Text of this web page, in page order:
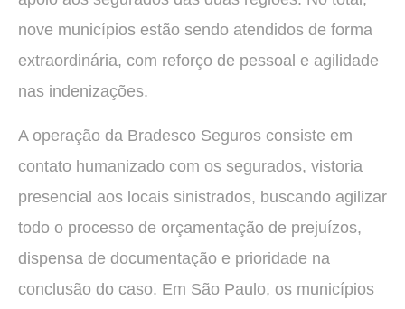
nove municípios estão sendo atendidos de forma
extraordinária, com reforço de pessoal e agilidade
nas indenizações.
A operação da Bradesco Seguros consiste em
contato humanizado com os segurados, vistoria
presencial aos locais sinistrados, buscando agilizar
todo o processo de orçamentação de prejuízos,
dispensa de documentação e prioridade na
conclusão do caso. Em São Paulo, os municípios